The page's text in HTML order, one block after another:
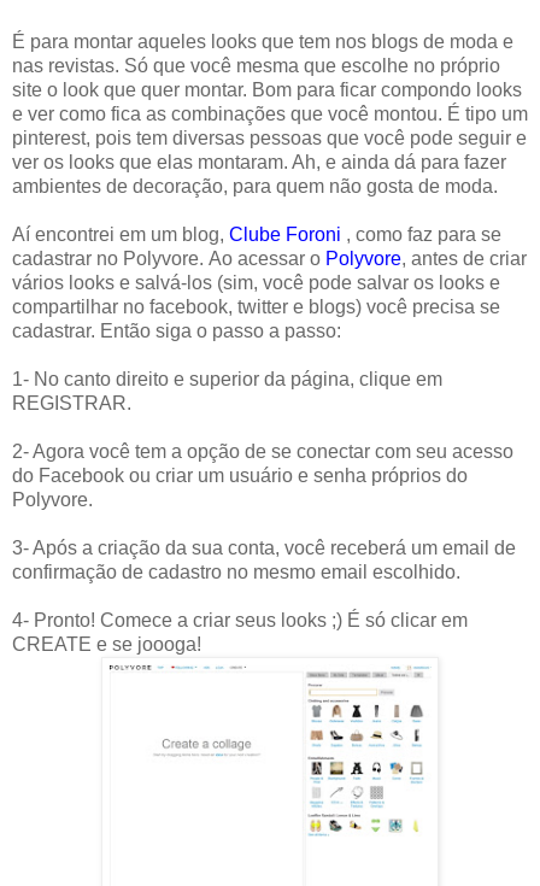
É para montar aqueles looks que tem nos blogs de moda e
nas revistas. Só que você mesma que escolhe no próprio
site o look que quer montar. Bom para ficar compondo looks
e ver como fica as combinações que você montou. É tipo um
pinterest, pois tem diversas pessoas que você pode seguir e
ver os looks que elas montaram. Ah, e ainda dá para fazer
ambientes de decoração, para quem não gosta de moda.
Aí encontrei em um blog, Clube Foroni , como faz para se
cadastrar no Polyvore. Ao acessar o Polyvore, antes de criar
vários looks e salvá-los (sim, você pode salvar os looks e
compartilhar no facebook, twitter e blogs) você precisa se
cadastrar. Então siga o passo a passo:
1- No canto direito e superior da página, clique em
REGISTRAR.
2- Agora você tem a opção de se conectar com seu acesso
do Facebook ou criar um usuário e senha próprios do
Polyvore.
3- Após a criação da sua conta, você receberá um email de
confirmação de cadastro no mesmo email escolhido.
4- Pronto! Comece a criar seus looks ;) É só clicar em
CREATE e se joooga!